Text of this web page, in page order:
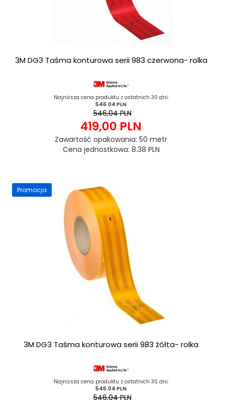
3M DG3 Taśma konturowa serii 983 czerwona- rolka
419,00 PLN
546,04 PLN
Najniższa cena produktu z ostatnich 30 dni:
546.04 PLN
Zawartość opakowania: 50 metr
Cena jednostkowa: 8.38 PLN
Promocja
3M DG3 Taśma konturowa serii 983 żółta- rolka
546,04 PLN
Najniższa cena produktu z ostatnich 30 dni:
546.04 PLN